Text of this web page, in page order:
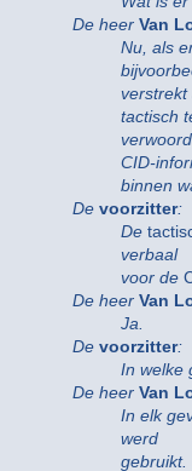
De heer Van
Nu, als
verstrekt
tactisch
CID-
binnen
De voorzitter:
De
verbaal
voor de
De heer Van
Ja.
De voorzitter:
In welke
De heer Van
In elk
werd
gebruikt.